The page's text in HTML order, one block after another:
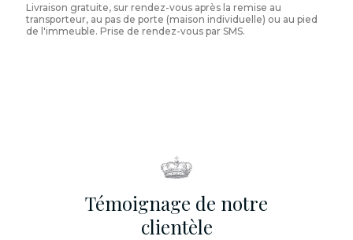
Livraison gratuite, sur rendez-vous après la remise au
transporteur, au pas de porte (maison individuelle) ou au pied
de l'immeuble. Prise de rendez-vous par SMS.
Témoignage de notre
clientèle